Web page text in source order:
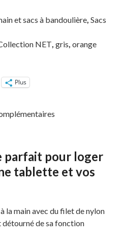
et sacs à bandoulière,Sacs
NET,gris,orange
Plus
parfait pour loger
tablette et vos
la main avec du filet de nylon
de sa fonction